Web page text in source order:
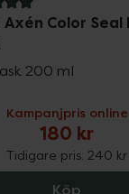
Smooth
i omdöme
Axén Color Seal
200 ml
Kampanjpris online
180 kr
Tidigare pris: 240 kr
Köp